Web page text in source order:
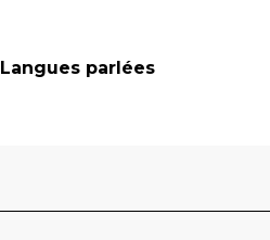
Langues parlées
Langues parlées